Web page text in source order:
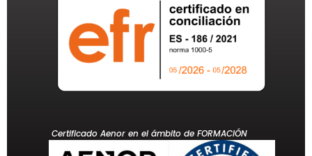
Certificado Aenor en el ámbito de FORMACIÓN